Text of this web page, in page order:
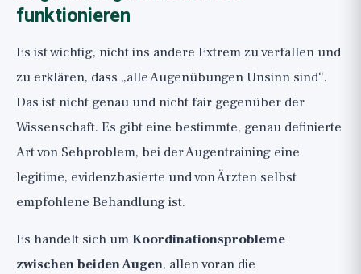
funktionieren
Es ist wichtig, nicht ins andere Extrem zu verfallen und
zu erklären, dass „alle Augenübungen Unsinn sind“.
Das ist nicht genau und nicht fair gegenüber der
Wissenschaft. Es gibt eine bestimmte, genau definierte
Art von Sehproblem, bei der Augentraining eine
legitime, evidenzbasierte und von Ärzten selbst
empfohlene Behandlung ist.
Es handelt sich umKoordinationsprobleme
zwischen beiden Augen, allen voran die